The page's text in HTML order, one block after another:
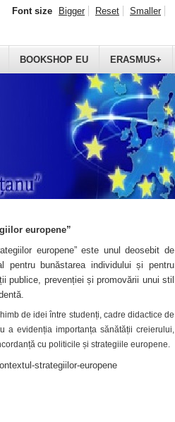
BOOKSHOP EU ERASMUS+
Font size Bigger Reset Smaller
europene”
europene” este unul deosebit de
pentru bunăstarea individului și pentru
publice, prevenției și promovării unui stil
de idei între studenți, cadre didactice de
a evidenția importanța sănătății creierului,
cu politicile și strategiile europene.
strategiilor-europene